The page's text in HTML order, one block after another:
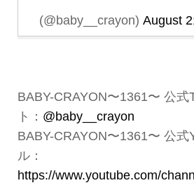
(@baby__crayon) August
BABY-CRAYON〜1361〜 公式
ト： @baby__crayon
BABY-CRAYON〜1361〜 公式
ル：
https://www.youtube.com/